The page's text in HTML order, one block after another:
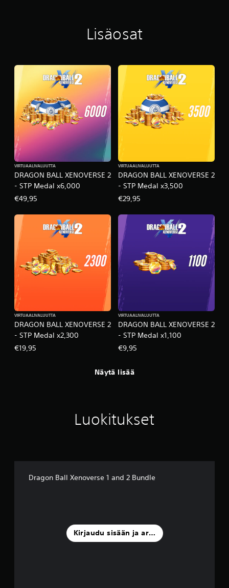
Lisäosat
DRAGON BALL XENOVERSE 2
- STP Medal x6,000
VIRTUAALIVALUUTTA
€49,95
DRAGON BALL XENOVERSE 2
- STP Medal x3,500
VIRTUAALIVALUUTTA
€29,95
DRAGON BALL XENOVERSE 2
- STP Medal x2,300
VIRTUAALIVALUUTTA
€19,95
DRAGON BALL XENOVERSE 2
- STP Medal x1,100
VIRTUAALIVALUUTTA
€9,95
Näytä lisää
Luokitukset
Dragon Ball Xenoverse 1 and 2 Bundle
Kirjaudu sisään ja arvostele